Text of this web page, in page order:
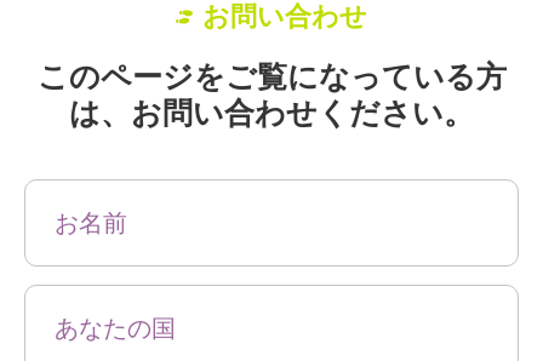
お問い合わせ
このページをご覧になっている方
は、お問い合わせください。